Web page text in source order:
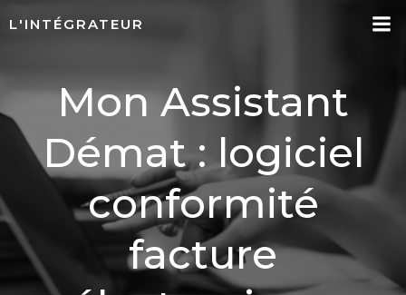
L'INTÉGRATEUR
Mon Assistant
Démat : logiciel
conformité
facture